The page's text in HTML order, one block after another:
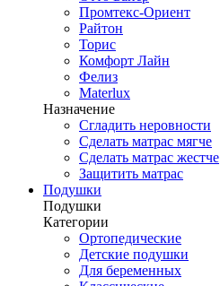
Промтекс-Ориент
Райтон
Торис
Комфорт Лайн
Фелиз
Materlux
Назначение
Сгладить неровности
Сделать матрас мягче
Сделать матрас жестче
Защитить матрас
Подушки
Подушки
Категории
Ортопедические
Детские подушки
Для беременных